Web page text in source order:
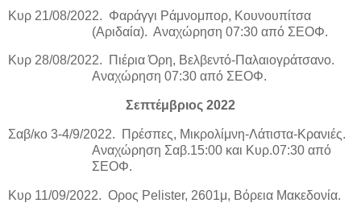
Κυρ 21/08/2022. Φαράγγι Ράμνομπορ, Κουνουπίτσα
(Αριδαία). Αναχώρηση 07:30 από ΣΕΟΦ.
Κυρ 28/08/2022.
Πιέρια Όρη, Βελβεντό-Παλαιογράτσανο.
Αναχώρηση 07:30 από ΣΕΟΦ.
Σεπτέμβριος 2022
Σαβ/κο 3-4/9/2022.
Πρέσπες, Μικρολίμνη-Λάτιστα-Κρανιές.
Αναχώρηση Σαβ.15:00 και Κυρ.07:30 από
ΣΕΟΦ.
Κυρ 11/09/2022. Ορος Pelister, 2601μ, Βόρεια Μακεδονία.